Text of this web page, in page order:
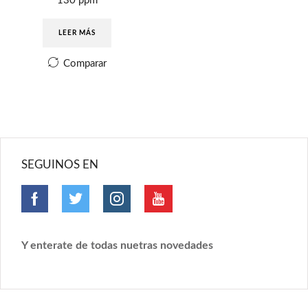
LEER MÁS
Comparar
SEGUINOS EN
Y enterate de todas nuetras novedades